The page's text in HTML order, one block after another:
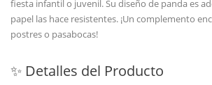
fiesta infantil o juvenil. Su diseño de panda es
papel las hace resistentes. ¡Un complemento
postres o pasabocas!
✨ Detalles del Producto